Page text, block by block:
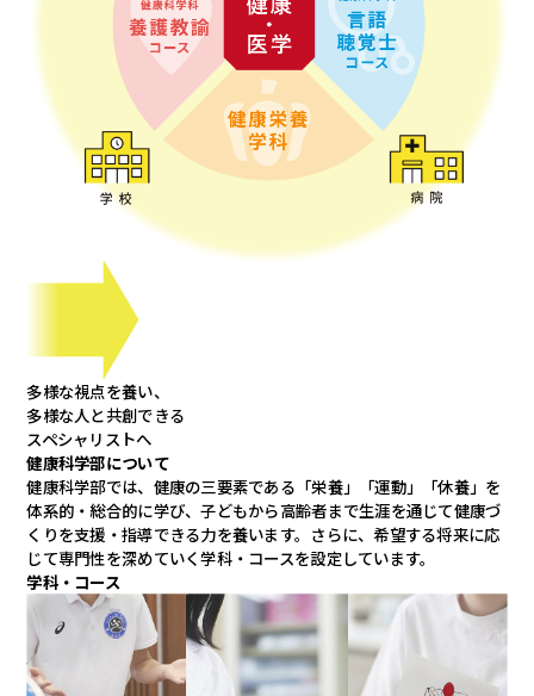
多様な視点を養い、
多様な人と共創できる
スペシャリストへ
健康科学部について
健康科学部では、健康の三要素である「栄養」「運動」「休養」を
体系的・総合的に学び、子どもから高齢者まで生涯を通じて健康づ
くりを支援・指導できる力を養います。さらに、希望する将来に応
じて専門性を深めていく学科・コースを設定しています。
学科・コース